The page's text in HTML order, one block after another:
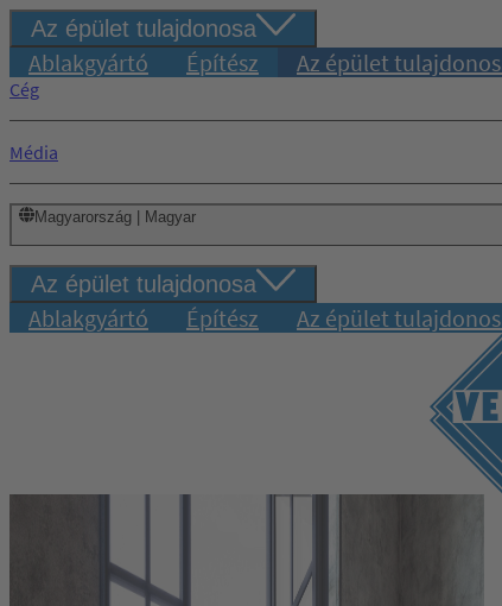
Az épület tulajdonosa
Ablakgyártó Építész Az épület
Cég
Média
Magyarország | Magyar
Az épület tulajdonosa
Ablakgyártó Építész Az épület